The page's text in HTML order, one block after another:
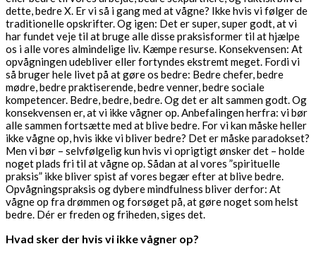
dette, bedre X. Er vi så i gang med at vågne? Ikke hvis vi følger de
traditionelle opskrifter. Og igen: Det er super, super godt, at vi
har fundet veje til at bruge alle disse praksisformer til at hjælpe
os i alle vores almindelige liv. Kæmpe resurse. Konsekvensen: At
opvågningen udebliver eller fortyndes ekstremt meget. Fordi vi
så bruger hele livet på at gøre os bedre: Bedre chefer, bedre
mødre, bedre praktiserende, bedre venner, bedre sociale
kompetencer. Bedre, bedre, bedre. Og det er alt sammen godt. Og
konsekvensen er, at vi ikke vågner op. Anbefalingen herfra: vi bør
alle sammen fortsætte med at blive bedre. For vi kan måske heller
ikke vågne op, hvis ikke vi bliver bedre? Det er måske paradokset?
Men vi bør – selvfølgelig kun hvis vi oprigtigt ønsker det – holde
noget plads fri til at vågne op. Sådan at al vores ”spirituelle
praksis” ikke bliver spist af vores begær efter at blive bedre.
Opvågningspraksis og dybere mindfulness bliver derfor: At
vågne op fra drømmen og forsøget på, at gøre noget som helst
bedre. Dér er freden og friheden, siges det.
Hvad sker der hvis vi ikke vågner op?